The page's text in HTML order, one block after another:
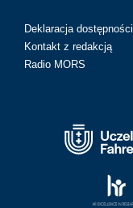
Deklaracja dostępności
Kontakt z redakcją
Radio MORS